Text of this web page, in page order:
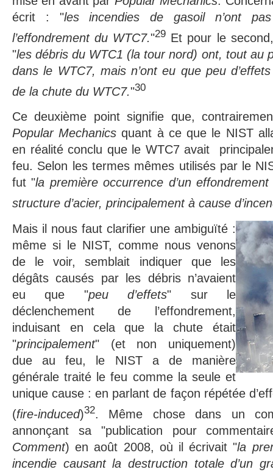
écrit : "les incendies de gasoil n’ont
l’effondrement du WTC7."29 Et pour le
"les débris du WTC1 (la tour nord) ont, tout au
dans le WTC7, mais n’ont eu que peu
de la chute du WTC7. "30
Ce deuxième point signifie que,
Popular Mechanics quant à ce que le NIST
en réalité conclu que le WTC7 avait
feu. Selon les termes mêmes utilisés par le
fut "la première occurrence d’un
structure d’acier, principalement à cause
Mais il nous faut clarifier une ambiguïté :
même si le NIST, comme nous venons
de le voir, semblait indiquer que les
dégâts causés par les débris n’avaient
eu que "peu d’effets" sur le
déclenchement de l’effondrement,
induisant en cela que la chute était
"principalement" (et non uniquement)
due au feu, le NIST a de manière
générale traité le feu comme la seule et
unique cause : en parlant de façon répétée
(fire-induced)32. Même chose dans un
annonçant sa "publication pour
Comment) en août 2008, où il écrivait "la
incendie causant la destruction totale d’un